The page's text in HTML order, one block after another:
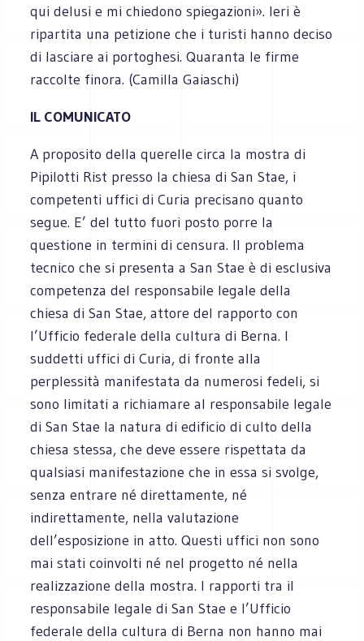
qui delusi e mi chiedono spiegazioni». Ieri è
ripartita una petizione che i turisti hanno deciso
di lasciare ai portoghesi. Quaranta le firme
raccolte finora. (Camilla Gaiaschi)
IL COMUNICATO
A proposito della querelle circa la mostra di
Pipilotti Rist presso la chiesa di San Stae, i
competenti uffici di Curia precisano quanto
segue. E’ del tutto fuori posto porre la
questione in termini di censura. Il problema
tecnico che si presenta a San Stae è di esclusiva
competenza del responsabile legale della
chiesa di San Stae, attore del rapporto con
l’Ufficio federale della cultura di Berna. I
suddetti uffici di Curia, di fronte alla
perplessità manifestata da numerosi fedeli, si
sono limitati a richiamare al responsabile legale
di San Stae la natura di edificio di culto della
chiesa stessa, che deve essere rispettata da
qualsiasi manifestazione che in essa si svolge,
senza entrare né direttamente, né
indirettamente, nella valutazione
dell’esposizione in atto. Questi uffici non sono
mai stati coinvolti né nel progetto né nella
realizzazione della mostra. I rapporti tra il
responsabile legale di San Stae e l’Ufficio
federale della cultura di Berna non hanno mai